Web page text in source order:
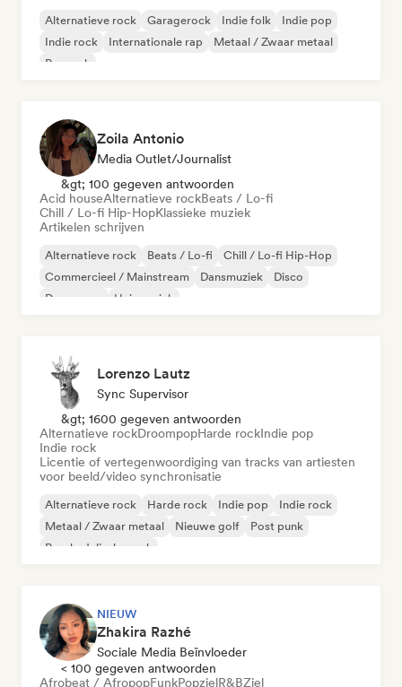
Alternatieve rock Garagerock Indie folk
Indie pop
Indie rock
Internationale rap
Metaal / Zwaar metaal
Poprock
Zoila Antonio
Media Outlet/Journalist
&gt; 100 gegeven antwoorden
Acid houseAlternatieve rockBeats / Lo-fi
Chill / Lo-fi Hip-HopKlassieke muziek
Artikelen schrijven
Alternatieve rock Beats / Lo-fi
Chill / Lo-fi Hip-Hop
Commercieel / Mainstream
Dansmuziek
Disco
Droompop
Huismuziek
Lorenzo Lautz
Sync Supervisor
&gt; 1600 gegeven antwoorden
Alternatieve rockDroompopHarde rockIndie pop
Indie rock
Licentie of vertegenwoordiging van tracks van artiesten
voor beeld/video synchronisatie
Alternatieve rock Harde rock Indie pop
Indie rock
Metaal / Zwaar metaal
Nieuwe golf
Post punk
Psychedelische rock
NIEUW
Zhakira Razhé
Sociale Media Beïnvloeder
< 100 gegeven antwoorden
Afrobeat / AfropopFunkPopzielR&BZiel